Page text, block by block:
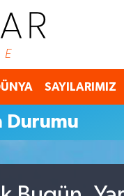
SAYILARIMIZ
Durumu